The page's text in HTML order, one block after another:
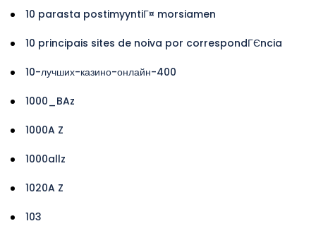
10 parasta postimyyntiГ¤ morsiamen
10 principais sites de noiva por correspondГЄncia
10-лучших-казино-онлайн-400
1000_BAz
1000A Z
1000allz
1020A Z
103